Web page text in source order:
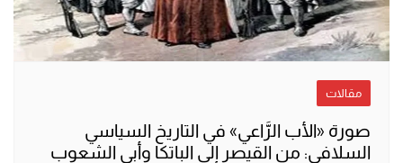
مقالات
صورة «الأب الرَّاعي» في التاريخ السياسي
السلافي: من القيصر إلى الباتكا وأبي الشعوب